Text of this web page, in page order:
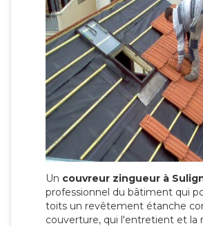
Un couvreur zingueur à
professionnel du bâtiment qui
toits un revêtement étanche
couverture, qui l'entretient et la